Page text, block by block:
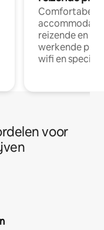
Comfortabele
reizende en
werkende
wifi en
voor